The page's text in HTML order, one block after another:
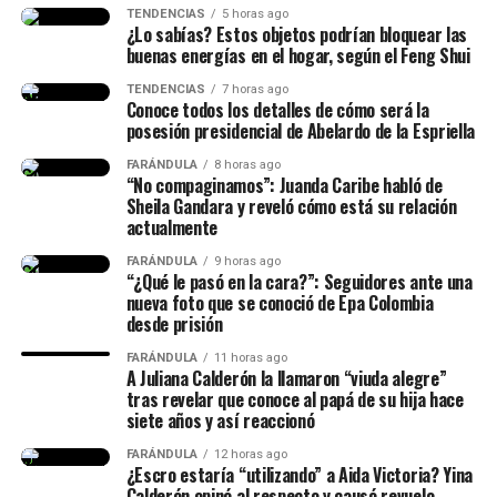
(@ABDELAESPRIELLA)
August 5, 2026
Finalmente, las imágenes de Isabella no tardaron en
viralizarse, y las personas le agradecieron por mostrar la
realidad que viven muchas mujeres en un postparto.
@isalavenezolanaate abrazo!! se q es duro no dormir pero
dar vida es renacer, míralo como una segunda oportunidad
para hacerlo bien, o mejor
♬ original sound –
ISABELLA LADERA
TENDENCIAS 5 horas ago
¿Lo sabías? Estos objetos podrían bloquear las
buenas energías en el hogar, según el Feng Shui
TENDENCIAS 7 horas ago
Conoce todos los detalles de cómo será la
posesión presidencial de Abelardo de la Espriella
FARÁNDULA 8 horas ago
“No compaginamos”: Juanda Caribe habló de
Sheila Gandara y reveló cómo está su relación
actualmente
FARÁNDULA 9 horas ago
“¿Qué le pasó en la cara?”: Seguidores ante una
nueva foto que se conoció de Epa Colombia
desde prisión
FARÁNDULA 11 horas ago
A Juliana Calderón la llamaron “viuda alegre”
tras revelar que conoce al papá de su hija hace
siete años y así reaccionó
FARÁNDULA 12 horas ago
¿Escro estaría “utilizando” a Aida Victoria? Yina